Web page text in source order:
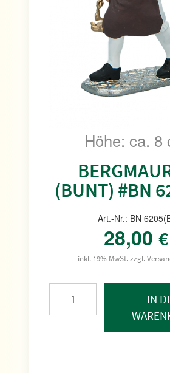
Höhe: ca. 8
(BUNT) #BN
Art.-Nr.: BN
28,00 €
inkl. 19% MwSt. zzgl.
IN